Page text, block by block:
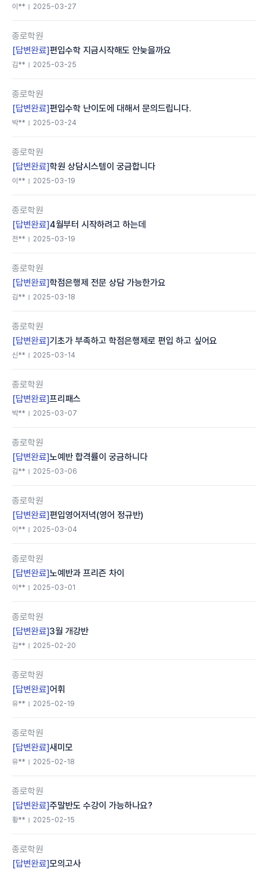
이** 2025-03-27
종로학원
[답변완료]편입수학 지금시작해도 안늦을까요
김** 2025-03-25
종로학원
[답변완료]편입수학 난이도에 대해서 문의드립니다.
박** 2025-03-24
종로학원
[답변완료]학원 상담시스템이 궁금합니다
이** 2025-03-19
종로학원
[답변완료] 4월부터 시작하려고 하는데
전** 2025-03-19
종로학원
[답변완료]학점은행제 전문 상담 가능한가요
김** 2025-03-18
종로학원
[답변완료]기초가 부족하고 학점은행제로 편입 하고 싶어요
신** 2025-03-14
종로학원
[답변완료]프리패스
박** 2025-03-07
종로학원
[답변완료]노예반 합격률이 궁금하니다
김** 2025-03-06
종로학원
[답변완료]편입영어저녁(영어 정규반)
이** 2025-03-04
종로학원
[답변완료]노예반과 프리즌 차이
이** 2025-03-01
종로학원
[답변완료]3월 개강반
김** 2025-02-20
종로학원
[답변완료]어휘
유** 2025-02-19
종로학원
[답변완료]새미모
유** 2025-02-18
종로학원
[답변완료]주말반도 수강이 가능하나요?
황** 2025-02-15
종로학원
[답변완료]모의고사